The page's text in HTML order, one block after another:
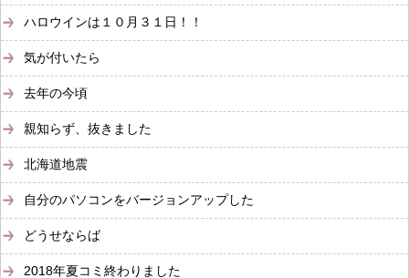
ハロウインは１０月３１日！！
気が付いたら
去年の今頃
親知らず、抜きました
北海道地震
自分のパソコンをバージョンアップした
どうせならば
2018年夏コミ終わりました